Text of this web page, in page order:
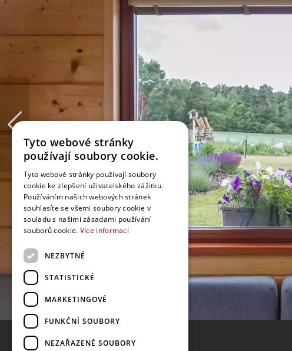
Tyto webové stránky
používají soubory cookie.
Tyto webové stránky používají soubory
cookie ke zlepšení uživatelského zážitku.
Používáním našich webových stránek
souhlasíte se všemi soubory cookie v
souladu s našimi zásadami používání
souborů cookie. Více informací
NEZBYTNÉ
STATISTICKÉ
MARKETINGOVÉ
FUNKČNÍ SOUBORY
NEZAŘAZENÉ SOUBORY